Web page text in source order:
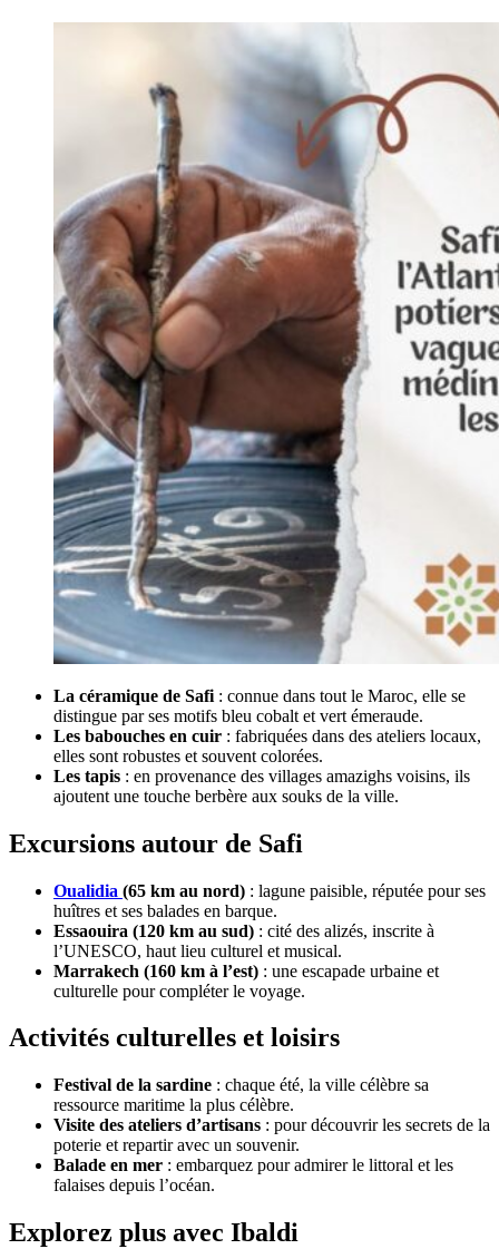
La céramique de Safi : connue dans tout le Maroc, elle se
distingue par ses motifs bleu cobalt et vert émeraude.
Les babouches en cuir : fabriquées dans des ateliers locaux,
elles sont robustes et souvent colorées.
Les tapis : en provenance des villages amazighs voisins, ils
ajoutent une touche berbère aux souks de la ville.
Excursions autour de Safi
Oualidia (65 km au nord) : lagune paisible, réputée pour ses
huîtres et ses balades en barque.
Essaouira (120 km au sud) : cité des alizés, inscrite à
l’UNESCO, haut lieu culturel et musical.
Marrakech (160 km à l’est) : une escapade urbaine et
culturelle pour compléter le voyage.
Activités culturelles et loisirs
Festival de la sardine : chaque été, la ville célèbre sa
ressource maritime la plus célèbre.
Visite des ateliers d’artisans : pour découvrir les secrets de la
poterie et repartir avec un souvenir.
Balade en mer : embarquez pour admirer le littoral et les
falaises depuis l’océan.
Explorez plus avec Ibaldi